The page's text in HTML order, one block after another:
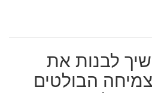
לבנות את
הבולטים